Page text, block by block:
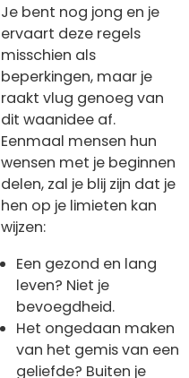
Je bent nog jong en je
ervaart deze regels
misschien als
beperkingen, maar je
raakt vlug genoeg van
dit waanidee af.
Eenmaal mensen hun
wensen met je beginnen
delen, zal je blij zijn dat je
hen op je limieten kan
wijzen:
Een gezond en lang
leven? Niet je
bevoegdheid.
Het ongedaan maken
van het gemis van een
geliefde? Buiten je